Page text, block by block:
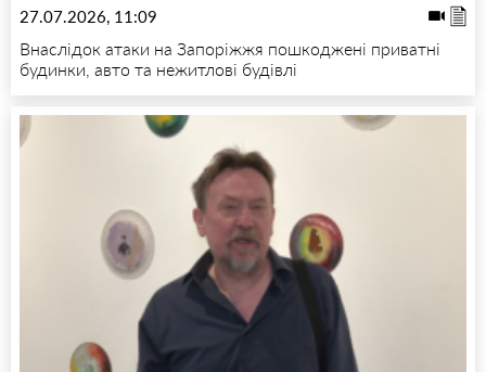
27.07.2026, 11:09
Внаслідок атаки на Запоріжжя пошкоджені приватні
будинки, авто та нежитлові будівлі